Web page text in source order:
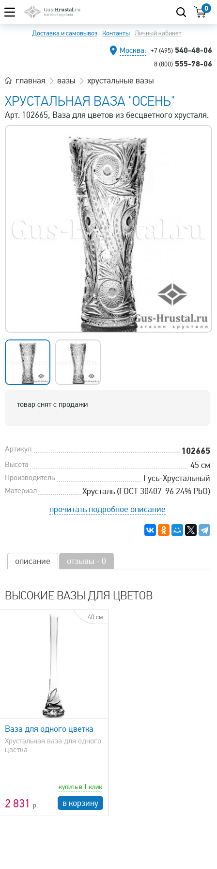
0
Доставка и самовывоз Контакты Личный кабинет
Москва: +7 (495) 540-48-06
8 (800) 555-78-06
главная вазы хрустальные вазы
ХРУСТАЛЬНАЯ ВАЗА "ОСЕНЬ"
Арт. 102665, Ваза для цветов из бесцветного хрусталя.
товар снят с продажи
Артикул 102665
Высота 45 см
Производитель Гусь-Хрустальный
Материал
Хрусталь (ГОСТ 30407-96 24% PbO)
прочитать подробное описание
описание отзывы - 0
ВЫСОКИЕ ВАЗЫ ДЛЯ ЦВЕТОВ
40 см
Ваза для одного цветка
Хрустальная ваза для одного
цветка
2 831
купить в 1 клик
в корзину